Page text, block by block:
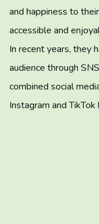
and happiness to
accessible and
In recent years, they
audience through
combined social
Instagram and